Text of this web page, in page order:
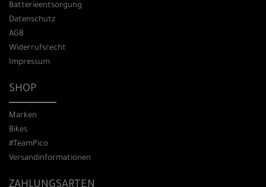
Batterieentsorgung
Datenschutz
AGB
Widerrufsrecht
Impressum
SHOP
Marken
Bikes
#TeamPico
Versandinformationen